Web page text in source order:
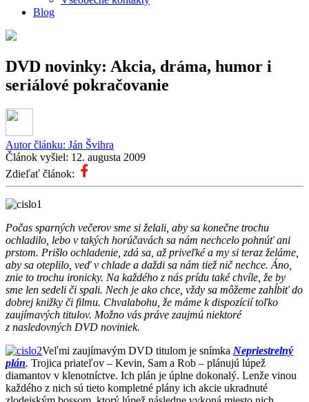
Blog
DVD novinky: Akcia, dráma, humor i
seriálové pokračovanie
Autor článku: Ján Švihra
Článok vyšiel: 12. augusta 2009
Zdieľať článok:
Počas sparných večerov sme si želali, aby sa konečne trochu
ochladilo, lebo v takých horúčavách sa nám nechcelo pohnúť ani
prstom. Prišlo ochladenie, zdá sa, až priveľké a my si teraz želáme,
aby sa oteplilo, veď v chlade a daždi sa nám tiež nič nechce. Áno,
znie to trochu ironicky. Na každého z nás prídu také chvíle, že by
sme len sedeli či spali. Nech je ako chce, vždy sa môžeme zahĺbiť do
dobrej knižky či filmu. Chvalabohu, že máme k dispozícií toľko
zaujímavých titulov. Možno vás práve zaujmú niektoré
z nasledovných DVD noviniek.
Veľmi zaujímavým DVD titulom je snímka Nepriestrelný
plán. Trojica priateľov – Kevin, Sam a Rob – plánujú lúpež
diamantov v klenotníctve. Ich plán je úplne dokonalý. Lenže vinou
každého z nich sú tieto kompletné plány ich akcie ukradnuté